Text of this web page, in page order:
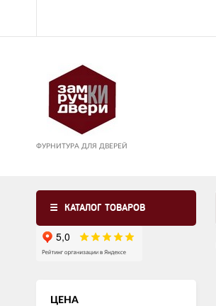
ФУРНИТУРА ДЛЯ ДВЕРЕЙ
КАТАЛОГ ТОВАРОВ
ЦЕНА